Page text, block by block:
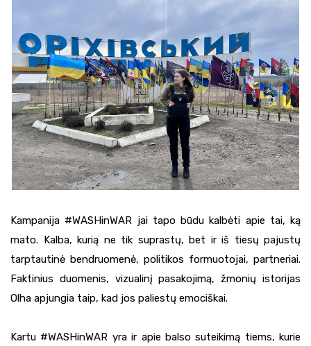
Kampanija #WASHinWAR jai tapo būdu kalbėti apie tai, ką
mato. Kalba, kurią ne tik suprastų, bet ir iš tiesų pajustų
tarptautinė bendruomenė, politikos formuotojai, partneriai.
Faktinius duomenis, vizualinį pasakojimą, žmonių istorijas
Olha apjungia taip, kad jos paliestų emociškai.
Kartu #WASHinWAR yra ir apie balso suteikimą tiems, kurie